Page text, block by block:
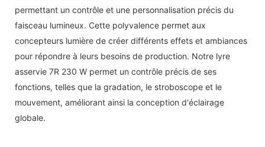
permettant un contrôle et une personnalisation précis du
faisceau lumineux. Cette polyvalence permet aux
concepteurs lumière de créer différents effets et ambiances
pour répondre à leurs besoins de production. Notre lyre
asservie 7R 230 W permet un contrôle précis de ses
fonctions, telles que la gradation, le stroboscope et le
mouvement, améliorant ainsi la conception d'éclairage
globale.